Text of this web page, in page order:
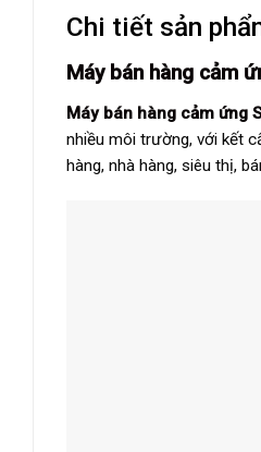
Chi tiết sản
Máy bán hàng cảm
Máy bán hàng cảm ứng
nhiều môi trường, với kết
hàng, nhà hàng, siêu thị,